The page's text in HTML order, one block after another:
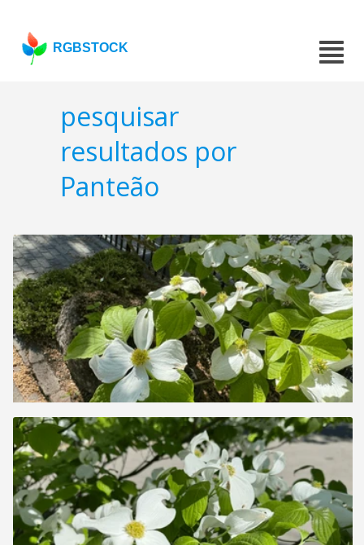
RGBSTOCK
pesquisar
resultados por
Panteão